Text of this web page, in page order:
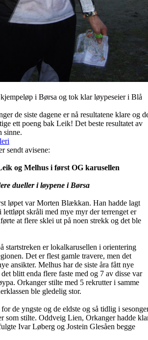
i Børsa og tok klar løypeseier i Blå
de siste dagene er nå resultatene klare og
ett poeng bak Leik! Det beste resultatet av
sinne.
sendt avisene:
og Melhus i først OG karusellen
dueller i løypene i Børsa
løpet var Morten Blækkan. Han hadde lagt
skråli med mye myr der terrenget er
at flere sklei ut på noen strekk og det ble
startstreken er lokalkarusellen i orientering
Det er flest gamle travere, men det
ansikter. Melhus har de siste åra fått nye
blitt enda flere faste med og 7 av disse var
Orkanger stilte med 5 rekrutter i samme
ble gledelig stor.
de yngste og de eldste og så tidlig i
som stilte. Oddveig Lien, Orkanger hadde
Ivar Løberg og Jostein Glesåen begge